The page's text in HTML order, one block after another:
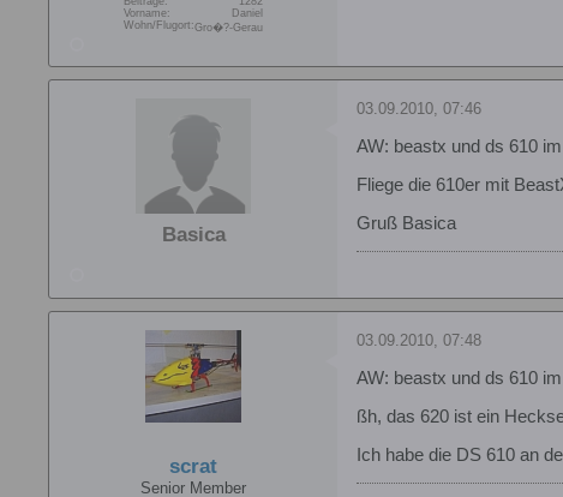
Vorname:
Daniel
Wohn/Flugort:Gro�?-Gerau
Basica
03.09.2010, 07:46
AW: beastx und ds 610
Fliege die 610er mit
Gruß Basica
scrat
Senior Member
03.09.2010, 07:48
AW: beastx und ds 610
ßh, das 620 ist ein
Ich habe die DS 610 an